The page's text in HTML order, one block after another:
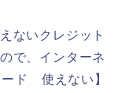
ないクレジット
で、インターネ
ド 使えない】